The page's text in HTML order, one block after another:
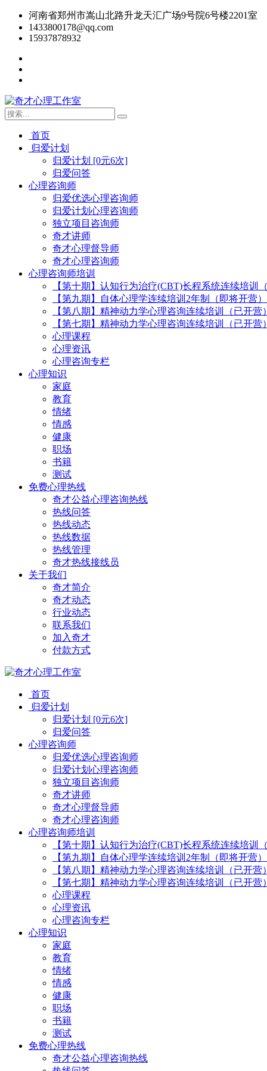
河南省郑州市嵩山北路升龙天汇广场9号院6号楼2201室
1433800178@qq.com
15937878932
首页
归爱计划
归爱计划 [0元6次]
归爱问答
心理咨询师
归爱优选心理咨询师
归爱计划心理咨询师
独立项目咨询师
奇才讲师
奇才心理督导师
奇才心理咨询师
心理咨询师培训
【第十期】认知行为治疗(CBT)长程系统连续培训
【第九期】自体心理学连续培训2年制（即将开营）
【第八期】精神动力学心理咨询连续培训（已开营）
【第七期】精神动力学心理咨询连续培训（已开营）
心理课程
心理资讯
心理咨询专栏
心理知识
家庭
教育
情绪
情感
健康
职场
书籍
测试
免费心理热线
奇才公益心理咨询热线
热线问答
热线动态
热线数据
热线管理
奇才热线接线员
关于我们
奇才简介
奇才动态
行业动态
联系我们
加入奇才
付款方式
首页
归爱计划
归爱计划 [0元6次]
归爱问答
心理咨询师
归爱优选心理咨询师
归爱计划心理咨询师
独立项目咨询师
奇才讲师
奇才心理督导师
奇才心理咨询师
心理咨询师培训
【第十期】认知行为治疗(CBT)长程系统连续培训
【第九期】自体心理学连续培训2年制（即将开营）
【第八期】精神动力学心理咨询连续培训（已开营）
【第七期】精神动力学心理咨询连续培训（已开营）
心理课程
心理资讯
心理咨询专栏
心理知识
家庭
教育
情绪
情感
健康
职场
书籍
测试
免费心理热线
奇才公益心理咨询热线